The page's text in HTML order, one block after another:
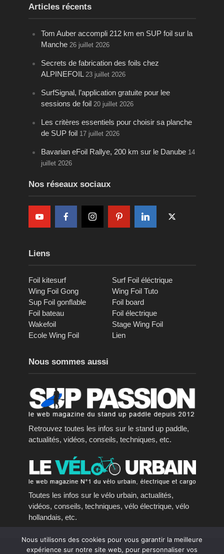
Articles récents
Tom Auber accompli 212 km en SUP foil sur la
Manche 26 juillet 2026
Secrets de fabrication des foils chez
ALPINEFOIL 23 juillet 2026
SurfSignal, l’application gratuite pour lee
sessions de foil 20 juillet 2026
Les critères essentiels pour choisir sa planche
de SUP foil 17 juillet 2026
Bavarian eFoil Rallye, 200 km sur le Danube 14
juillet 2026
Nos réseaux sociaux
Liens
Foil kitesurf
Surf Foil éléctrique
Wing Foil Gong
Wing Foil Tuto
Sup Foil gonflable
Foil board
Foil bateau
Foil électrique
Wakefoil
Stage Wing Foil
Ecole Wing Foil
Lien
Nous sommes aussi
Retrouvez toutes les infos sur le stand up paddle,
actualités, vidéos, conseils, techniques, etc.
Toutes les infos sur le vélo urbain, actualités,
vidéos, conseils, techniques, vélo électrique, vélo
hollandais, etc.
Copyright © 2016 - 2023, tous droits réservés.
Nous utilisons des cookies pour vous garantir la meilleure
expérience sur notre site web, pour personnaliser vos